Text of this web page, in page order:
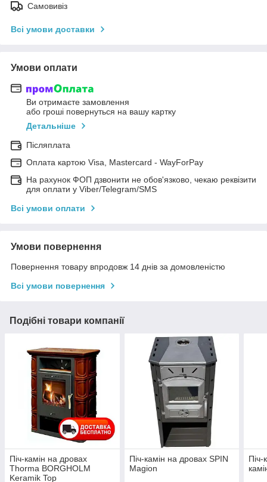
Самовивіз
Всі умови доставки
Умови оплати
Ви отримаєте замовлення
або гроші повернуться на вашу картку
Детальніше
Післяплата
Оплата картою Visa, Mastercard - WayForPay
На рахунок ФОП дзвонити не обов'язково, чекаю реквізити
для оплати у Viber/Telegram/SMS
Всі умови оплати
Умови повернення
Повернення товару впродовж 14 днів за домовленістю
Всі умови повернення
Подібні товари компанії
Піч-камін на дровах
Thorma BORGHOLM
Keramik Top
Піч-камін на дровах SPIN
Magion
Піч-